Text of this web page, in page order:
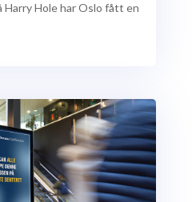
Hole har Oslo fått en